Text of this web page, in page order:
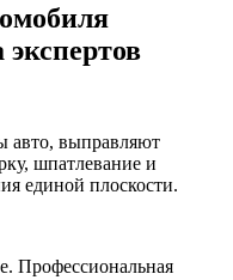
авто, выправляют
шпатлевание и
единой плоскости.
Профессиональная